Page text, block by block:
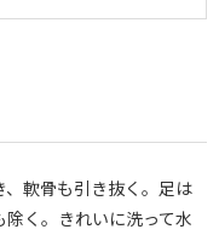
軟骨も引き抜く。足は
く。きれいに洗って水